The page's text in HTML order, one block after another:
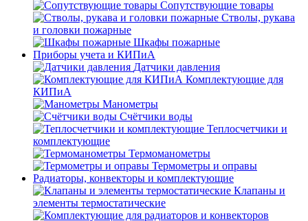
Сопутствующие товары
Стволы, рукава
и головки пожарные
Шкафы пожарные
Приборы учета и КИПиА
Датчики давления
Комплектующие для
КИПиА
Манометры
Счётчики воды
Теплосчетчики и
комплектующие
Термоманометры
Термометры и оправы
Радиаторы, конвекторы и комплектующие
Клапаны и
элементы термостатические